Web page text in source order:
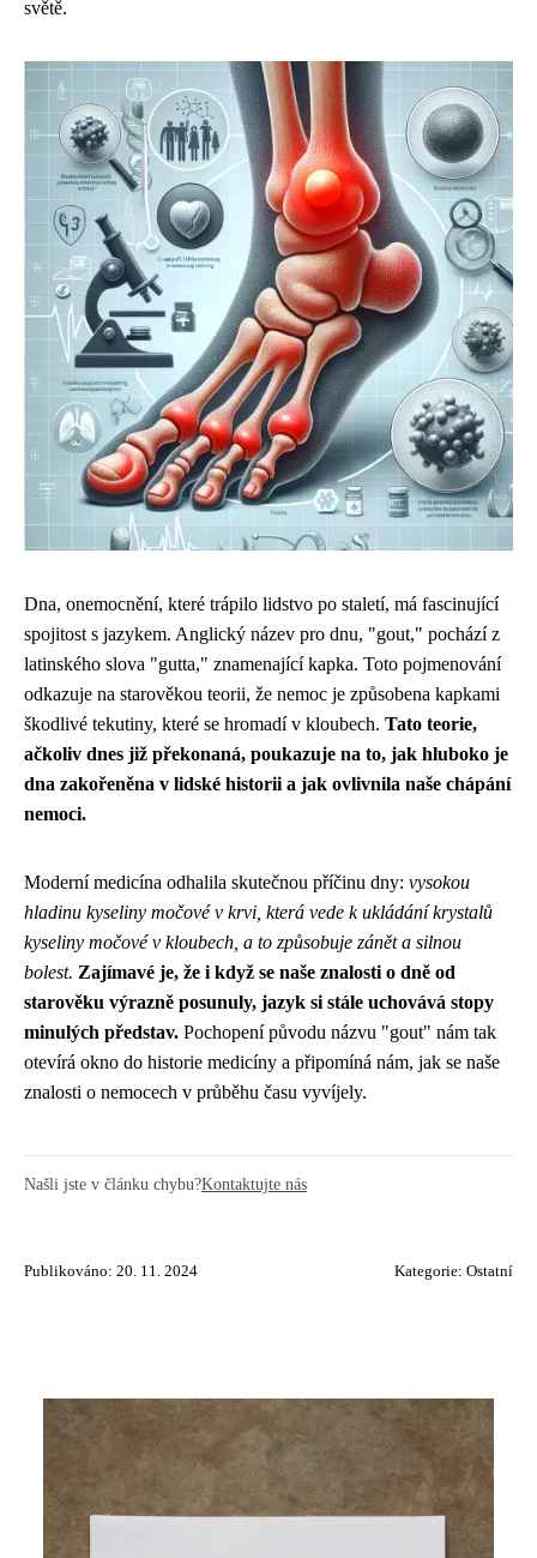
světě.
Dna, onemocnění, které trápilo lidstvo po staletí, má fascinující
spojitost s jazykem. Anglický název pro dnu, "gout," pochází z
latinského slova "gutta," znamenající kapka. Toto pojmenování
odkazuje na starověkou teorii, že nemoc je způsobena kapkami
škodlivé tekutiny, které se hromadí v kloubech. Tato teorie,
ačkoliv dnes již překonaná, poukazuje na to, jak hluboko je
dna zakořeněna v lidské historii a jak ovlivnila naše chápání
nemoci.
Moderní medicína odhalila skutečnou příčinu dny: vysokou
hladinu kyseliny močové v krvi, která vede k ukládání krystalů
kyseliny močové v kloubech, a to způsobuje zánět a silnou
bolest. Zajímavé je, že i když se naše znalosti o dně od
starověku výrazně posunuly, jazyk si stále uchovává stopy
minulých představ. Pochopení původu názvu "gout" nám tak
otevírá okno do historie medicíny a připomíná nám, jak se naše
znalosti o nemocech v průběhu času vyvíjely.
Našli jste v článku chybu?Kontaktujte nás
Publikováno: 20. 11. 2024 Kategorie: Ostatní